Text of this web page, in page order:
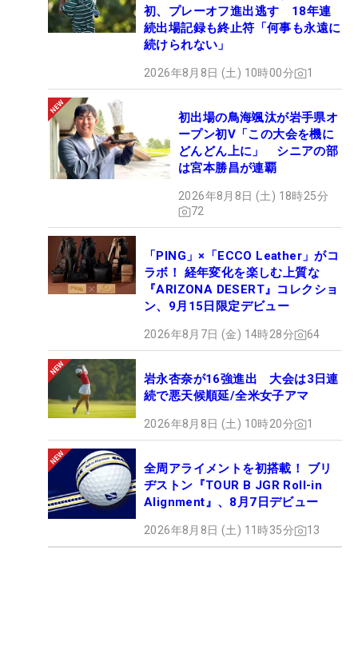
初、プレーオフ進出逃す 18年連
続出場記録も終止符「何事も永遠に
続けられない」
2026年8月8日 (土) 10時00分 1
初出場の鳥海颯汰が岩手県オ
ープン初V「この大会を機に
どんどん上に」 シニアの部
は宮本勝昌が連覇
2026年8月8日 (土) 18時25分
72
「PING」×「ECCO Leather」がコ
ラボ！ 経年変化を楽しむ上質な
『ARIZONA DESERT』コレクショ
ン、9月15日限定デビュー
2026年8月7日 (金) 14時28分 64
岩永杏奈が16強進出 大会は3日連
続で悪天候順延/全米女子アマ
2026年8月8日 (土) 10時20分 1
全周アライメントを初搭載！ ブリ
ヂストン『TOUR B JGR Roll-in
Alignment』、8月7日デビュー
2026年8月8日 (土) 11時35分 13